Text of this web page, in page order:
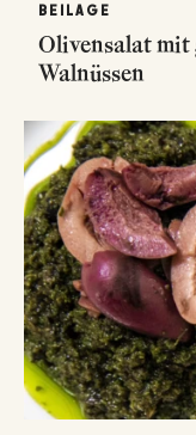
BEILAGE
Olivensalat mit
Walnüssen